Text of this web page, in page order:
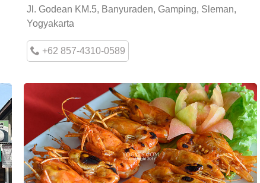
Jl. Godean KM.5, Banyuraden, Gamping, Sleman,
Yogyakarta
+62 857-4310-0589